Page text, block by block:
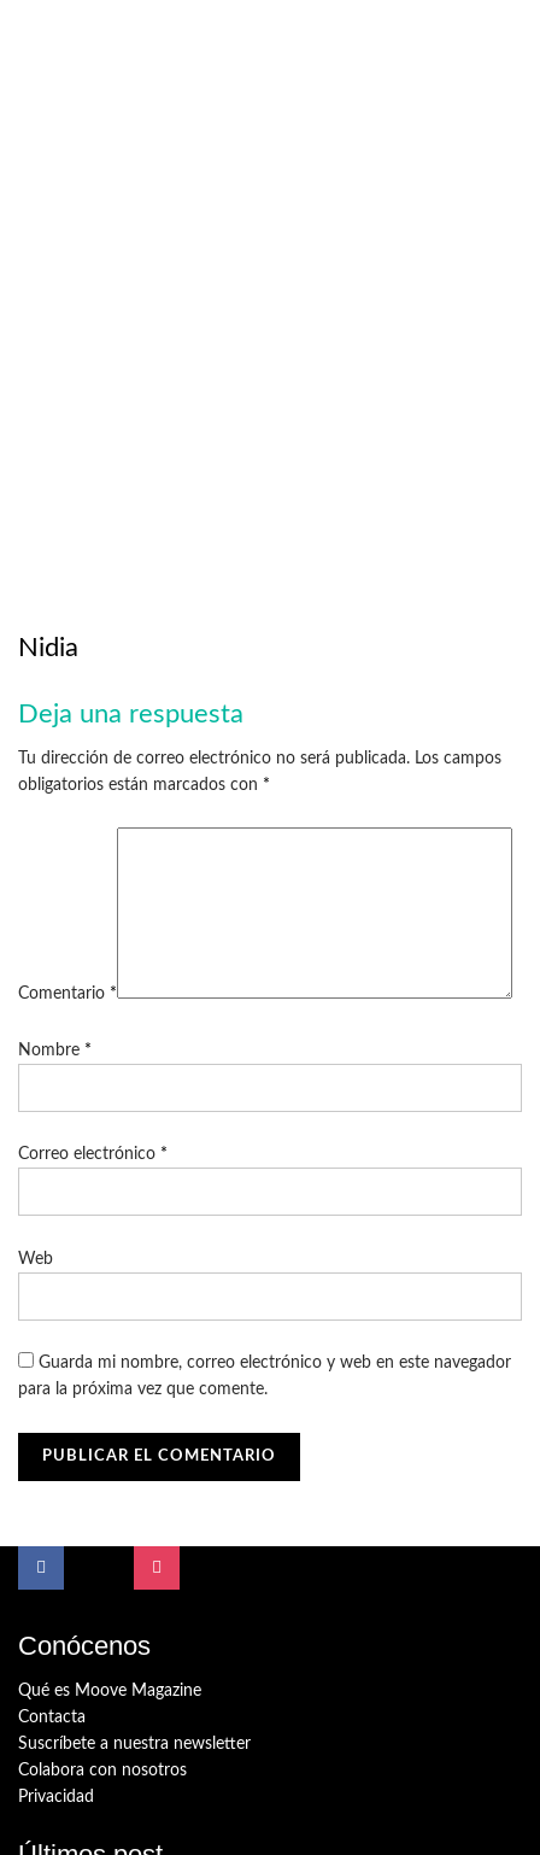
Nidia
Deja una respuesta
Tu dirección de correo electrónico no será publicada. Los campos
obligatorios están marcados con *
Comentario *
Nombre *
Correo electrónico *
Web
Guarda mi nombre, correo electrónico y web en este navegador
para la próxima vez que comente.
Conócenos
Qué es Moove Magazine
Contacta
Suscríbete a nuestra newsletter
Colabora con nosotros
Privacidad